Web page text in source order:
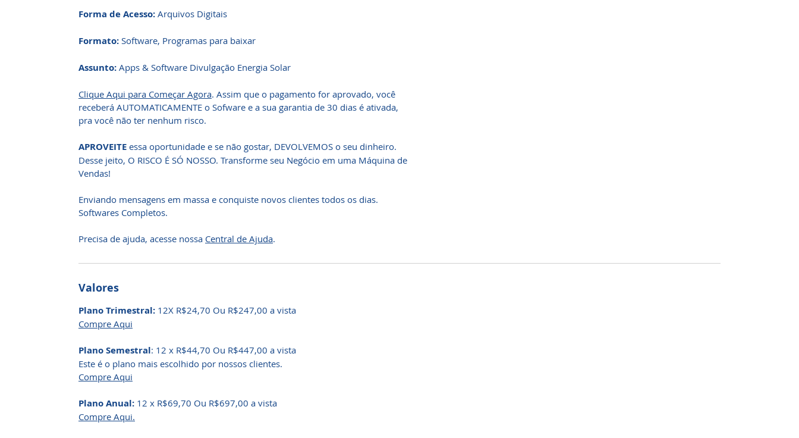
Forma de Acesso: Arquivos Digitais
Formato: Software, Programas para baixar
Assunto: Apps & Software Divulgação Energia Solar
Clique Aqui para Começar Agora. Assim que o pagamento for aprovado, você
receberá AUTOMATICAMENTE o Sofware e a sua garantia de 30 dias é ativada,
pra você não ter nenhum risco.
APROVEITE essa oportunidade e se não gostar, DEVOLVEMOS o seu dinheiro.
Desse jeito, O RISCO É SÓ NOSSO. Transforme seu Negócio em uma Máquina de
Vendas!
Enviando mensagens em massa e conquiste novos clientes todos os dias.
Softwares Completos.
Precisa de ajuda, acesse nossa Central de Ajuda.
Valores
Plano Trimestral: 12X R$24,70 Ou R$247,00 a vista
Compre Aqui
Plano Semestral: 12 x R$44,70 Ou R$447,00 a vista
Este é o plano mais escolhido por nossos clientes.
Compre Aqui
Plano Anual: 12 x R$69,70 Ou R$697,00 a vista
Compre Aqui.